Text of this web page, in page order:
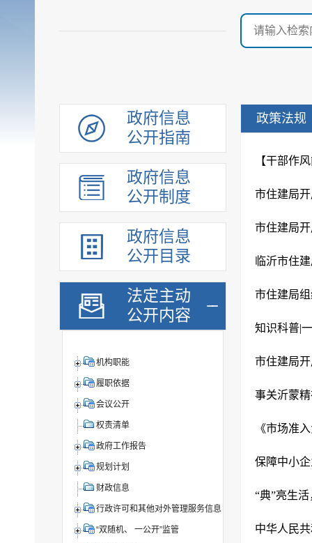
政府信息
公开指南
政府信息
公开制度
政府信息
公开目录
法定主动
公开内容
机构职能
履职依据
会议公开
权责清单
政府工作报告
规划计划
财政信息
行政许可和其他对外管理服务信息
“双随机、 一公开”监管
政策法规
【干部作
市住建局
市住建局
临沂市住
市住建局
市住建局
事关沂蒙
《市场准
保障中小
“典”亮生
中华人民